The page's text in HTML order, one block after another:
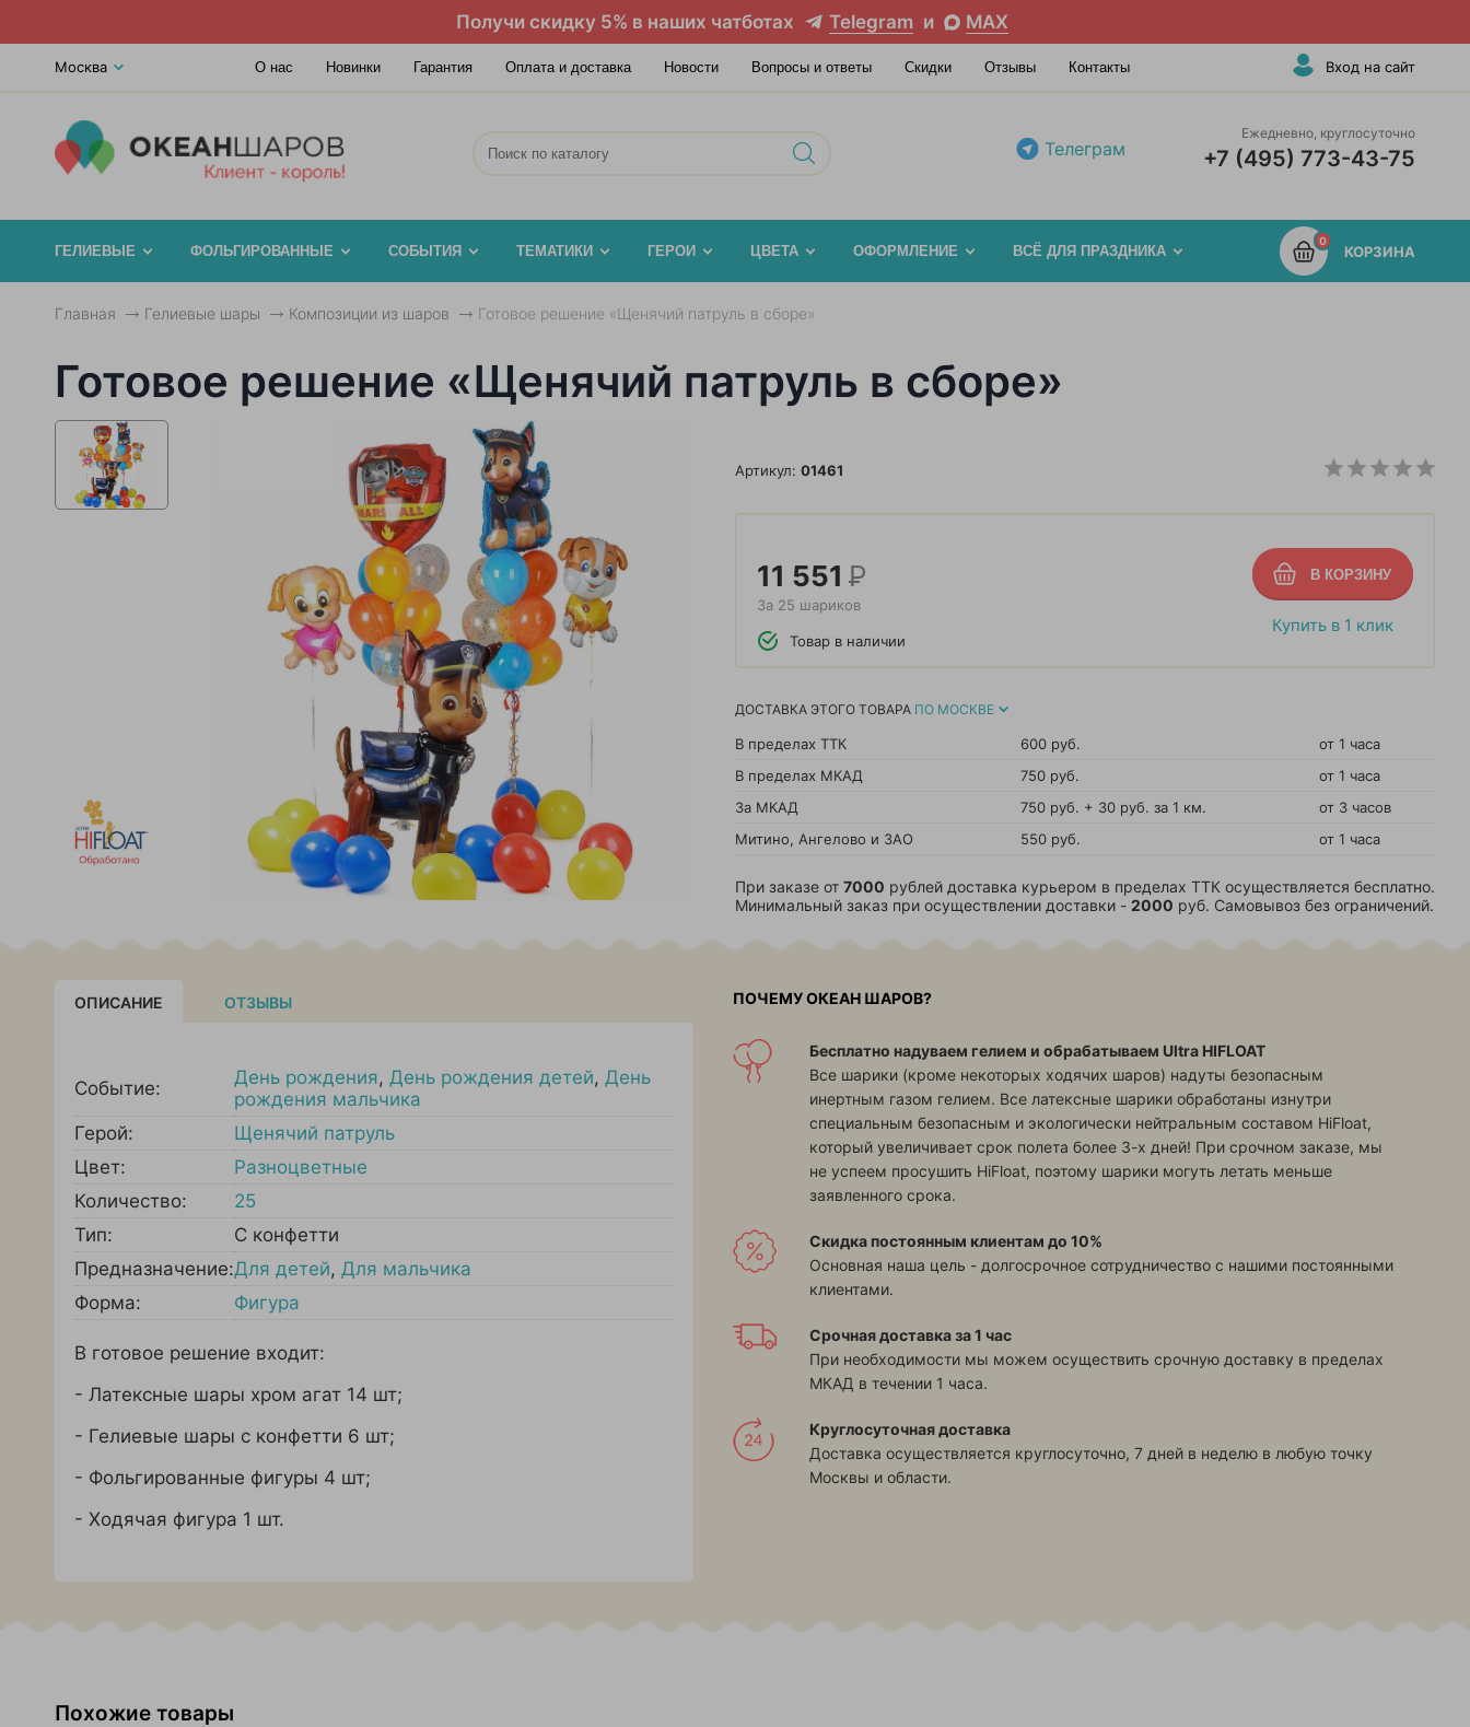
Получи скидку 5% в наших чатботах Telegram и MAX
Москва О нас Новинки Гарантия Оплата и доставка Новости Вопросы и ответы Скидки Отзывы Контакты Вход на сайт
Телеграм
Ежедневно, круглосуточно
+7 (495) 773-43-75
0
КОРЗИНА
ГЕЛИЕВЫЕ ФОЛЬГИРОВАННЫЕ СОБЫТИЯ ТЕМАТИКИ ГЕРОИ ЦВЕТА ОФОРМЛЕНИЕ ВСЁ ДЛЯ ПРАЗДНИКА
Главная Гелиевые шары Композиции из шаров Готовое решение «Щенячий патруль в сборе»
Готовое решение «Щенячий патруль в сборе»
Артикул: 01461
Купить в 1 клик
11 551 Р
За 25 шариков
Товар в наличии
ДОСТАВКА ЭТОГО ТОВАРА ПО МОСКВЕ
В пределах ТТК 600 руб.
от 1 часа
В пределах МКАД
750 руб.
от 1 часа
За МКАД
750 руб. + 30 руб. за 1 км.
от 3 часов
Митино, Ангелово и ЗАО
550 руб. от 1 часа
При заказе от 7000 рублей доставка курьером в пределах ТТК осуществляется бесплатно.
Минимальный заказ при осуществлении доставки - 2000 руб. Самовывоз без ограничений.
ОПИСАНИЕ ОТЗЫВЫ
Событие: День рождения, День рождения детей, День
рождения мальчика
Герой:
Щенячий патруль
Цвет:
Разноцветные
Количество:
25
Тип:
С конфетти
Предназначение:Для детей, Для мальчика
Форма:
Фигура
В готовое решение входит:
- Латексные шары хром агат 14 шт;
- Гелиевые шары с конфетти 6 шт;
- Фольгированные фигуры 4 шт;
- Ходячая фигура 1 шт.
ПОЧЕМУ ОКЕАН ШАРОВ?
Бесплатно надуваем гелием и обрабатываем Ultra HIFLOAT
Все шарики (кроме некоторых ходячих шаров) надуты безопасным
инертным газом гелием. Все латексные шарики обработаны изнутри
специальным безопасным и экологически нейтральным составом HiFloat,
который увеличивает срок полета более 3-х дней! При срочном заказе, мы
не успеем просушить HiFloat, поэтому шарики могуть летать меньше
заявленного срока.
Скидка постоянным клиентам до 10%
Основная наша цель - долгосрочное сотрудничество с нашими постоянными
клиентами.
Срочная доставка за 1 час
При необходимости мы можем осуществить срочную доставку в пределах
МКАД в течении 1 часа.
Круглосуточная доставка
Доставка осуществляется круглосуточно, 7 дней в неделю в любую точку
Москвы и области.
Похожие товары